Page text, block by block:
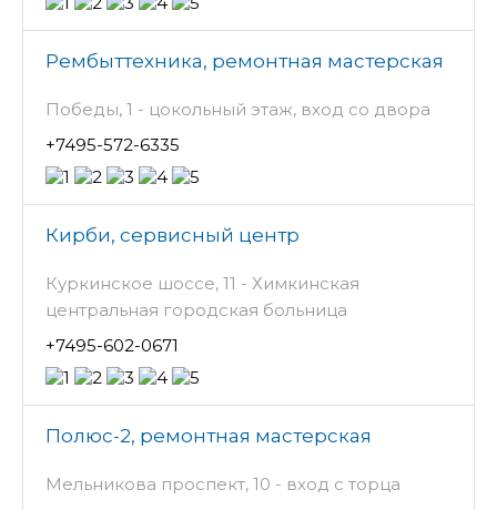
Рембыттехника, ремонтная мастерская
Победы, 1 - цокольный этаж, вход со двора
+7495-572-6335
Кирби, сервисный центр
Куркинское шоссе, 11 - Химкинская
центральная городская больница
+7495-602-0671
Полюс-2, ремонтная мастерская
Мельникова проспект, 10 - вход с торца